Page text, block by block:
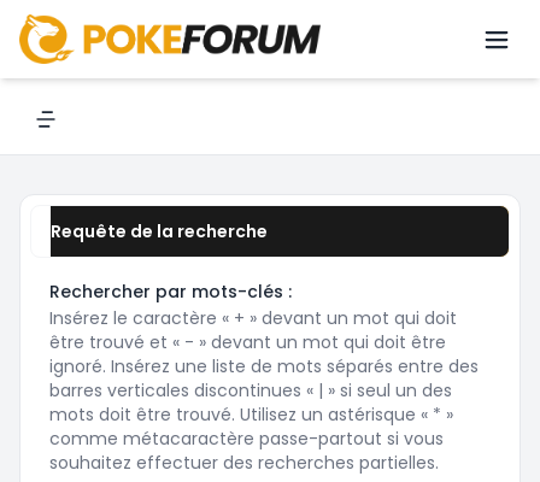
Rechercher
Navigation menu
Requête de la recherche
Rechercher par mots-clés :
Insérez le caractère « + » devant un mot qui doit
être trouvé et « - » devant un mot qui doit être
ignoré. Insérez une liste de mots séparés entre des
barres verticales discontinues « | » si seul un des
mots doit être trouvé. Utilisez un astérisque « * »
comme métacaractère passe-partout si vous
souhaitez effectuer des recherches partielles.